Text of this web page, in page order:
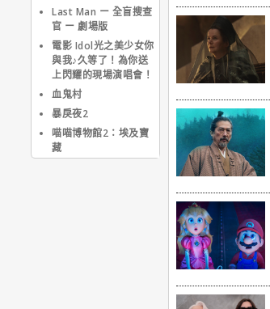
涯。多年來在好萊塢發
展，憑著出色的外貌以及
不斷磨練的演技，近年來
終於擠身好萊塢重要女星
之列，同時也由於在【女
魔頭】一片扮醜加上突破
76屆奧斯卡最佳女主角獎
的肯定。
Last Man ー 全盲搜查
官 ー 劇場版
電影 Idol光之美少女你
與我♪久等了！為你送
上閃耀的現場演唱會！
血鬼村
暴戾夜2
喵喵博物館2：埃及寶
藏